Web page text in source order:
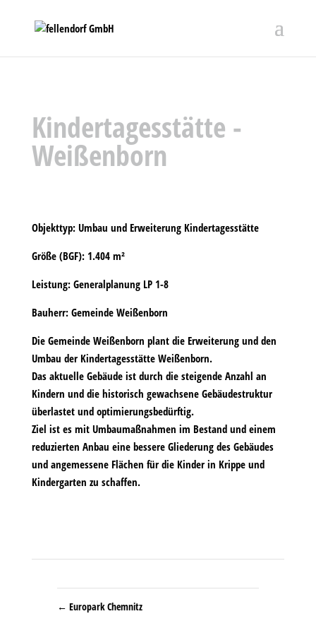
Kindertagesstätte ­
Weißenborn
Objekttyp:Umbau und Erweiterung Kindertagesstätte
Größe (BGF):1.404 m²
Leistung:Generalplanung LP 1-8
Bauherr:Gemeinde Weißenborn
Die Gemeinde Weißenborn plant die Erweiterung und den
Umbau der Kindertagesstätte Weißenborn.
Das aktuelle Gebäude ist durch die steigende Anzahl an
Kindern und die historisch gewachsene Gebäudestruktur
überlastet und optimierungsbedürftig.
Ziel ist es mit Umbaumaßnahmen im Bestand und einem
reduzierten Anbau eine bessere Gliederung des Gebäudes
und angemessene Flächen für die Kinder in Krippe und
Kindergarten zu schaffen.
← Europark Chemnitz